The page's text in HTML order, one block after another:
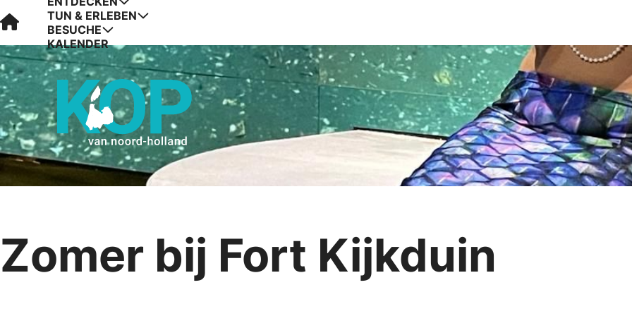
Visit Kop van Holland
TUN & ERLEBEN
BESUCHE
KALENDER
Zomer bij Fort Kijkduin